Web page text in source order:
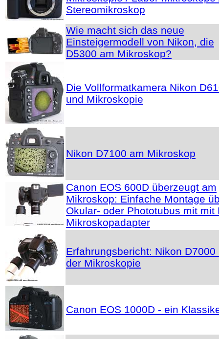
Stereomikroskop
Wie macht sich das neue
Einsteigermodell von Nikon, die
D5300 am Mikroskop?
Die Vollformatkamera Nikon
und Mikroskopie
Nikon D7100 am Mikroskop
Canon EOS 600D überzeugt am
Mikroskop: Einfache Montage
Okular- oder Phototubus mit mit
Mikroskopadapter
Erfahrungsbericht: Nikon D7000
der Mikroskopie
Canon EOS 1000D - ein